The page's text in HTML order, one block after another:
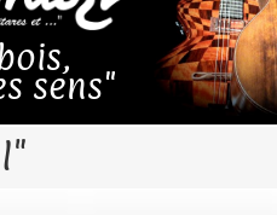
sens"